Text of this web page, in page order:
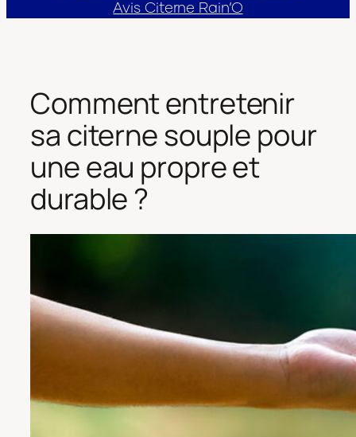
Avis Citerne Rain’O
Comment entretenir
sa citerne souple pour
une eau propre et
durable ?